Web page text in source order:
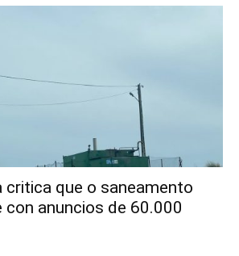
critica que o saneamento
con anuncios de 60.000